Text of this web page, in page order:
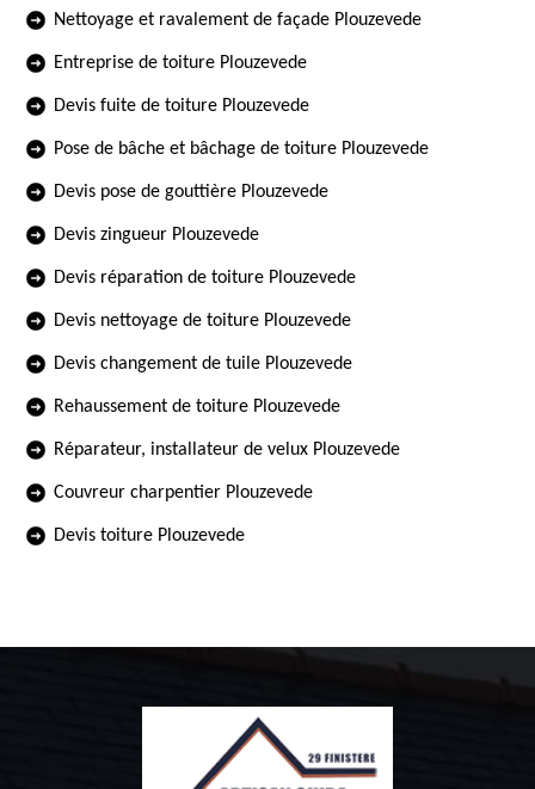
Nettoyage et ravalement de façade Plouzevede
Entreprise de toiture Plouzevede
Devis fuite de toiture Plouzevede
Pose de bâche et bâchage de toiture Plouzevede
Devis pose de gouttière Plouzevede
Devis zingueur Plouzevede
Devis réparation de toiture Plouzevede
Devis nettoyage de toiture Plouzevede
Devis changement de tuile Plouzevede
Rehaussement de toiture Plouzevede
Réparateur, installateur de velux Plouzevede
Couvreur charpentier Plouzevede
Devis toiture Plouzevede